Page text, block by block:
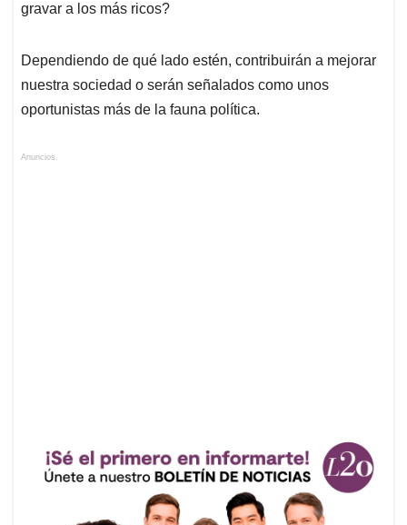
gravar a los más ricos?
Dependiendo de qué lado estén, contribuirán a mejorar
nuestra sociedad o serán señalados como unos
oportunistas más de la fauna política.
Anuncios.